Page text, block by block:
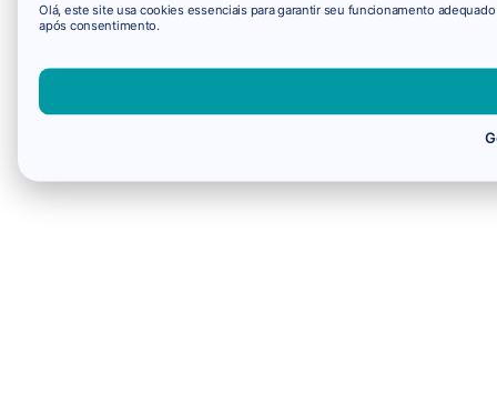
Olá, este site usa cookies essenciais para garantir seu funcionamento
após consentimento.